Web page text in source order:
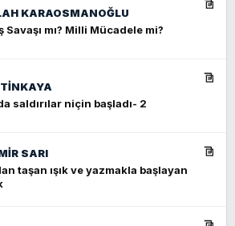
KARAOSMANOĞLU
mı? Milli Mücadele mi?
saldırılar niçin başladı- 2
SARI
taşan ışık ve yazmakla başlayan